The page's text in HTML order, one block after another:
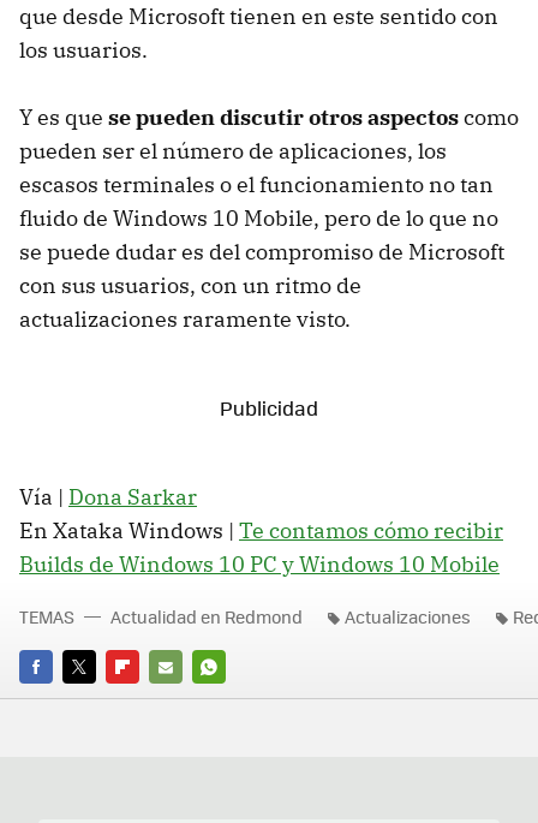
que desde Microsoft tienen en este sentido con
los usuarios.
Y es que se pueden discutir otros aspectoscomo
pueden ser el número de aplicaciones, los
escasos terminales o el funcionamiento no tan
fluido de Windows 10 Mobile, pero de lo que no
se puede dudar es del compromiso de Microsoft
con sus usuarios, con un ritmo de
actualizaciones raramente visto.
Vía | Dona Sarkar
En Xataka Windows | Te contamos cómo recibir
Builds de Windows 10 PC y Windows 10 Mobile
FACEBOOK
TWITTERFLIPBOARD
E-
WHATSAPP
TEMAS Actualidad en Redmond Actualizaciones